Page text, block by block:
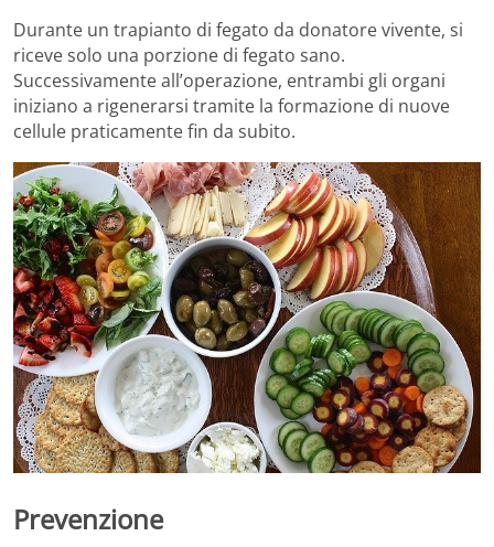
Durante un trapianto di fegato da donatore vivente, si
riceve solo una porzione di fegato sano.
Successivamente all’operazione, entrambi gli organi
iniziano a rigenerarsi tramite la formazione di nuove
cellule praticamente fin da subito.
Prevenzione